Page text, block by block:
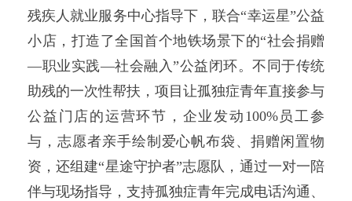
残疾人就业服务中心指导下，联合“幸运星”公益
小店，打造了全国首个地铁场景下的“社会捐赠
—职业实践—社会融入”公益闭环。不同于传统
助残的一次性帮扶，项目让孤独症青年直接参与
公益门店的运营环节，企业发动100%员工参
与，志愿者亲手绘制爱心帆布袋、捐赠闲置物
资，还组建“星途守护者”志愿队，通过一对一陪
伴与现场指导，支持孤独症青年完成电话沟通、